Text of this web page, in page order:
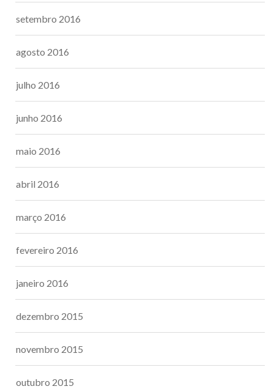
setembro 2016
agosto 2016
julho 2016
junho 2016
maio 2016
abril 2016
março 2016
fevereiro 2016
janeiro 2016
dezembro 2015
novembro 2015
outubro 2015